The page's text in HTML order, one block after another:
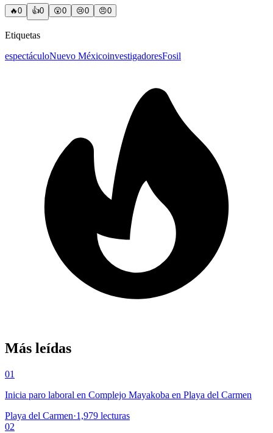
🔥0 👍0 😲0 😢0 😠0
Etiquetas
espectáculoNuevo MéxicoinvestigadoresFosil
Más leídas
01
Inicia paro laboral en Complejo Mayakoba en Playa del Carmen
Playa del Carmen·1,979 lecturas
02